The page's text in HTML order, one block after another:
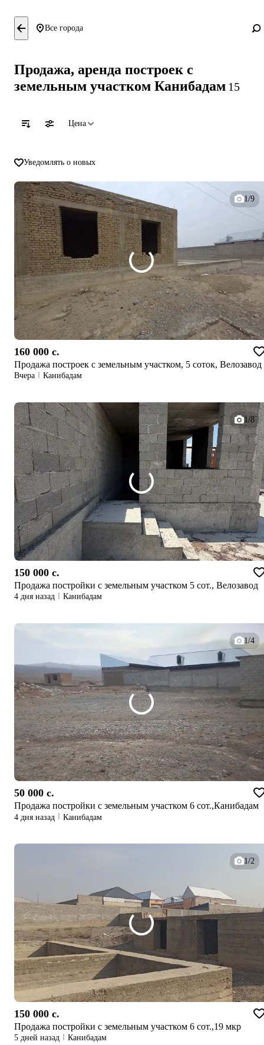
Все города
Продажа, аренда построек с
земельным участком Канибадам 15
Цена
Уведомлять о новых
1/9
160 000 c.
Продажа построек с земельным участком, 5 соток, Велозавод
Вчера Канибадам
1/8
150 000 c.
Продажа постройки с земельным участком 5 сот., Велозавод
4 дня назад Канибадам
1/4
50 000 c.
Продажа постройки с земельным участком 6 сот.,Канибадам
4 дня назад Канибадам
1/2
150 000 c.
Продажа постройки с земельным участком 6 сот.,19 мкр
5 дней назад Канибадам